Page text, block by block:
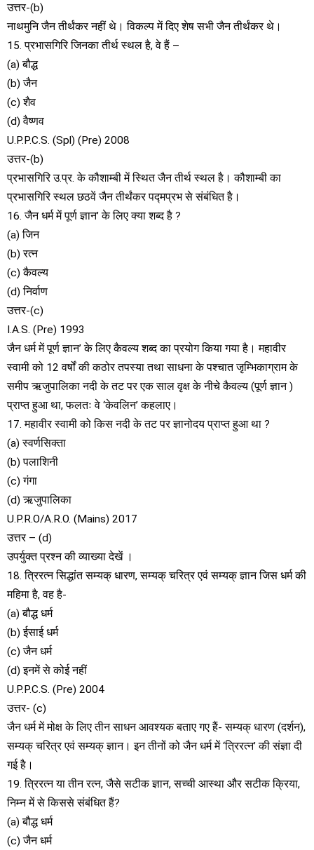
उत्तर-(b)
नाथमुनि जैन तीर्थंकर नहीं थे। विकल्प में दिए शेष सभी जैन तीर्थंकर थे।
15. प्रभासगिरि जिनका तीर्थ स्थल है, वे हैं –
(a) बौद्ध
(b) जैन
(c) शैव
(d) वैष्णव
U.P.P.C.S. (Spl) (Pre) 2008
उत्तर-(b)
प्रभासगिरि उ.प्र. के कौशाम्बी में स्थित जैन तीर्थ स्थल है। कौशाम्बी का
प्रभासगिरि स्थल छठवें जैन तीर्थंकर पद्मप्रभ से संबंधित है।
16. जैन धर्म में पूर्ण ज्ञान’ के लिए क्या शब्द है ?
(a) जिन
(b) रत्न
(c) कैवल्य
(d) निर्वाण
उत्तर-(c)
I.A.S. (Pre) 1993
जैन धर्म में पूर्ण ज्ञान’ के लिए कैवल्य शब्द का प्रयोग किया गया है। महावीर
स्वामी को 12 वर्षों की कठोर तपस्या तथा साधना के पश्चात जृम्भिकाग्राम के
समीप ऋजुपालिका नदी के तट पर एक साल वृक्ष के नीचे कैवल्य (पूर्ण ज्ञान )
प्राप्त हुआ था, फलतः वे ‘केवलिन’ कहलाए।
17. महावीर स्वामी को किस नदी के तट पर ज्ञानोदय प्राप्त हुआ था ?
(a) स्वर्णसिक्ता
(b) पलाशिनी
(c) गंगा
(d) ऋजुपालिका
U.P.R.O/A.R.O. (Mains) 2017
उत्तर – (d)
उपर्युक्त प्रश्न की व्याख्या देखें ।
18. त्रिरत्न सिद्धांत सम्यक् धारण, सम्यक् चरित्र एवं सम्यक् ज्ञान जिस धर्म की
महिमा है, वह है-
(a) बौद्ध धर्म
(b) ईसाई धर्म
(c) जैन धर्म
(d) इनमें से कोई नहीं
U.P.P.C.S. (Pre) 2004
उत्तर- (c)
जैन धर्म में मोक्ष के लिए तीन साधन आवश्यक बताए गए हैं- सम्यक् धारण (दर्शन),
सम्यक् चरित्र एवं सम्यक् ज्ञान। इन तीनों को जैन धर्म में ‘त्रिरत्न’ की संज्ञा दी
गई है।
19. त्रिरत्न या तीन रत्न, जैसे सटीक ज्ञान, सच्ची आस्था और सटीक क्रिया,
निम्न में से किससे संबंधित हैं?
(a) बौद्ध धर्म
(c) जैन धर्म